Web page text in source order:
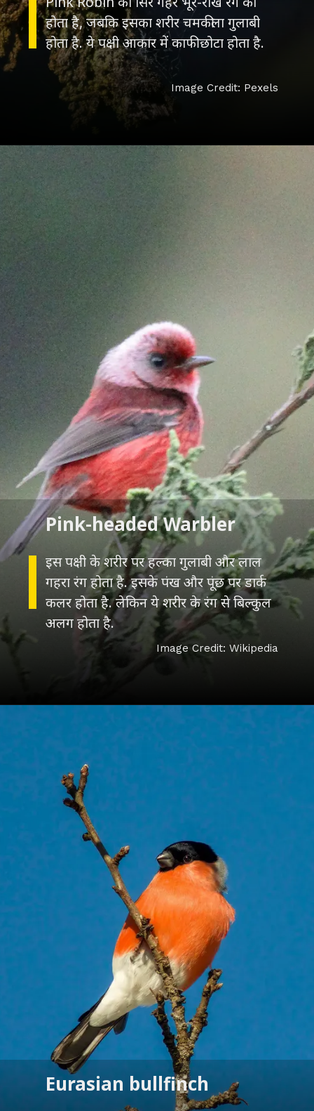
होता है, जबकि इसका शरीर चमकीला गुलाबी
Image Credit: Pexels
इस पक्षी के शरीर पर हल्का गुलाबी और लाल
गहरा रंग होता है. इसके पंख और पूंछ पर डार्क
कलर होता है. लेकिन ये शरीर के रंग से बिल्कुल
Pink-headed Warbler
Image Credit: Wikipedia